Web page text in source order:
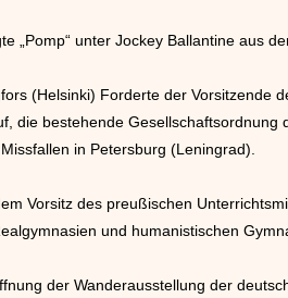
„Pomp“ unter Jockey Ballantine aus
(Helsinki) Forderte der Vorsitzende
die bestehende Gesellschaftsordnung
in Petersburg (Leningrad).
Vorsitz des preußischen
und humanistischen
der Wanderausstellung der